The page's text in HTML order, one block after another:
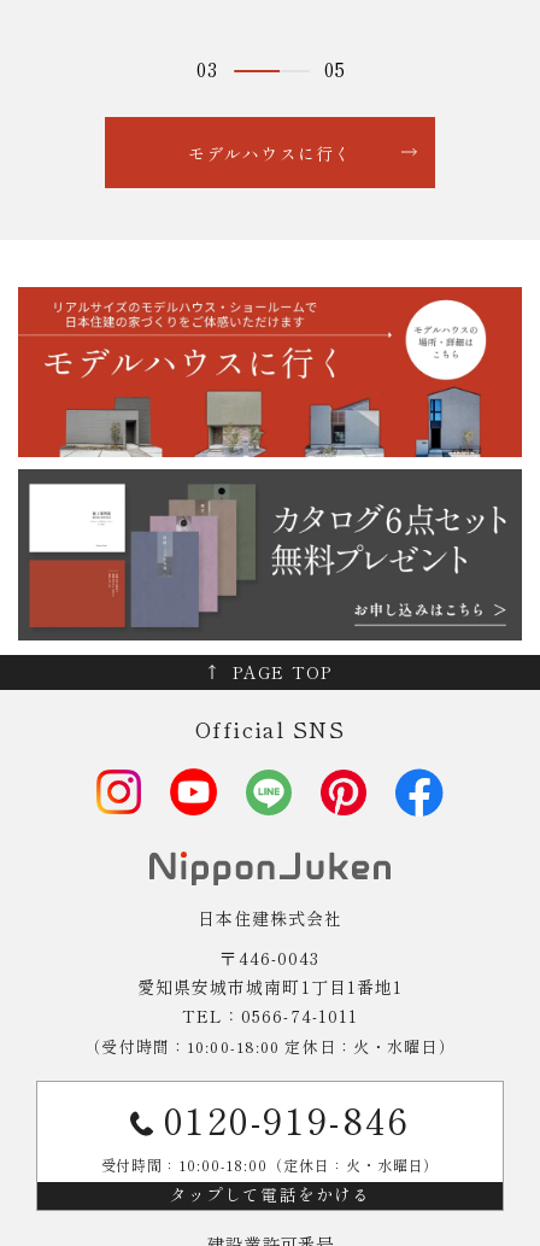
03 05
モデルハウスに行く
PAGE TOP
Official SNS
日本住建株式会社
〒446-0043
愛知県安城市城南町1丁目1番地1
TEL：0566-74-1011
（受付時間：10:00-18:00 定休日：火・水曜日）
0120-919-846
受付時間：10:00-18:00（定休日：火・水曜日）
タップして電話をかける